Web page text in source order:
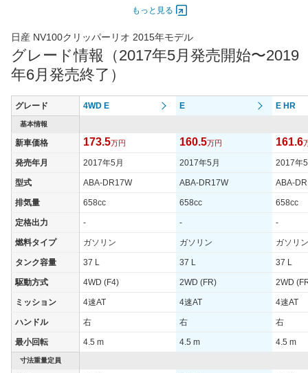
47.00 [64]/ 6,000 47.00 [64]/ 6,000
最高トルク 95 [9.7]/ 4,400 95 [9.7]/ 4,400
過給機 TB TB TB
タイヤ
(前)
165/60R14 75H 165/60R14 75H 165/
タイヤサイズ
(後)
街地)
- - -
WLTCモード(郊
外)
WLTCモード(高
- - -
装備オプション
もっと見る
日産 NV100クリッパーリオ 2015年モデル
グレード情報（2017年5月発売開始〜2019
年6月発売終了）
グレード 4WD E E E HR
基本情報
新車価格 173.5万円 160.5万円 161.6
発売年月 2017年5月 2017年5月 2017年
型式 ABA-DR17W ABA-DR17W ABA-
排気量 658cc 658cc 658cc
定格出力 - - -
燃料タイプ ガソリン ガソリン ガソリン
タンク容量 37 L 37 L 37 L
駆動方式 4WD (F4) 2WD (FR) 2WD
ミッション 4速AT 4速AT 4速AT
ハンドル 右 右 右
最小回転 4.5 m 4.5 m 4.5 m
寸法重量定員